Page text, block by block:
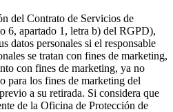
del Contrato de Servicios de
6, apartado 1, letra b) del RGPD),
datos personales si el responsable
se tratan con fines de marketing,
con fines de marketing, ya no
para los fines de marketing del
a su retirada. Si considera que
de la Oficina de Protección de